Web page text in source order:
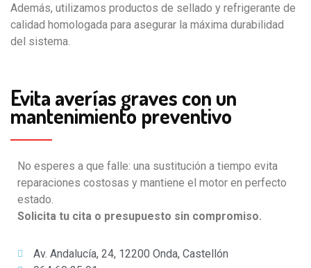
Además, utilizamos productos de sellado y refrigerante de
calidad homologada para asegurar la máxima durabilidad
del sistema.
Evita averías graves con un
mantenimiento preventivo
No esperes a que falle: una sustitución a tiempo evita
reparaciones costosas y mantiene el motor en perfecto
estado.
Solicita tu cita o presupuesto sin compromiso.
Av. Andalucía, 24, 12200 Onda, Castellón